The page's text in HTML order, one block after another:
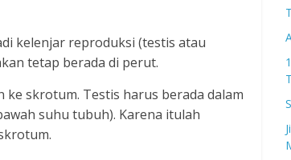
kelenjar reproduksi (testis atau
tetap berada di perut.
skrotum. Testis harus berada dalam
suhu tubuh). Karena itulah